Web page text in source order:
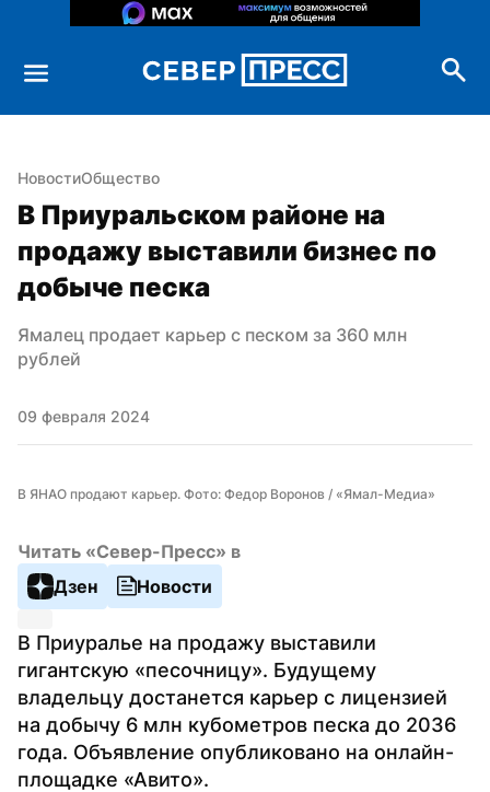
НовостиОбщество
В Приуральском районе на
продажу выставили бизнес по
добыче песка
Ямалец продает карьер с песком за 360 млн
рублей
09 февраля 2024
В ЯНАО продают карьер. Фото: Федор Воронов / «Ямал-Медиа»
Читать «Север-Пресс» в
Дзен
Новости
В Приуралье на продажу выставили
гигантскую «песочницу». Будущему
владельцу достанется карьер с лицензией
на добычу 6 млн кубометров песка до 2036
года. Объявление опубликовано на онлайн-
площадке «Авито».